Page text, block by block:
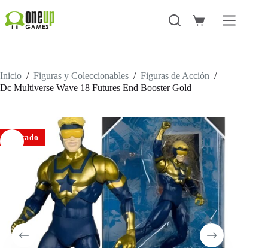
al
contenido
Carro
Inicio / Figuras y Coleccionables / Figuras de Acción /
Dc Multiverse Wave 18 Futures End Booster Gold
Agotado